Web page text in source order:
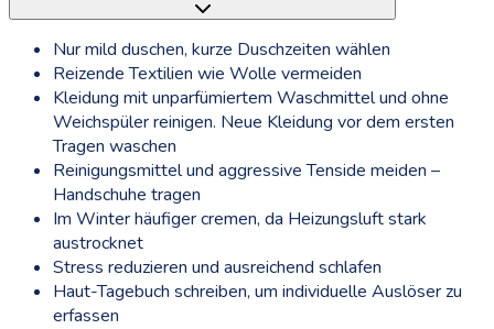
Nur mild duschen, kurze Duschzeiten wählen
Reizende Textilien wie Wolle vermeiden
Kleidung mit unparfümiertem Waschmittel und ohne
Weichspüler reinigen. Neue Kleidung vor dem ersten
Tragen waschen
Reinigungsmittel und aggressive Tenside meiden –
Handschuhe tragen
Im Winter häufiger cremen, da Heizungsluft stark
austrocknet
Stress reduzieren und ausreichend schlafen
Haut-Tagebuch schreiben, um individuelle Auslöser zu
erfassen